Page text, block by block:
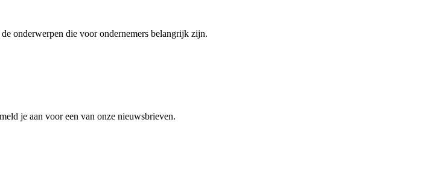
onderwerpen die voor ondernemers belangrijk zijn.
je aan voor een van onze nieuwsbrieven.